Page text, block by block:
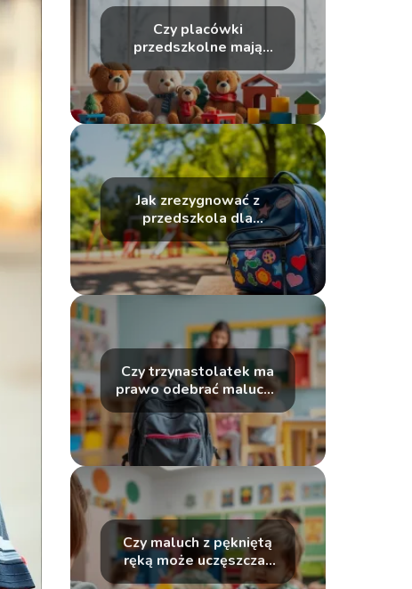
Czy placówki
przedszkolne mają
przerwę zimową?
Jak zrezygnować z
przedszkola dla
dziecka?
Czy trzynastolatek ma
prawo odebrać malucha
z przedszkola?
Czy maluch z pękniętą
ręką może uczęszczać
do przedszkola?